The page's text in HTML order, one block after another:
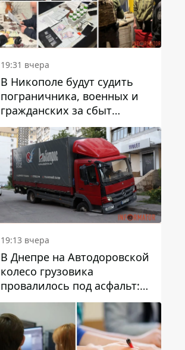
19:31 вчера
В Никополе будут судить
пограничника, военных и
гражданских за сбыт
психотропов
19:13 вчера
В Днепре на Автодоровской
колесо грузовика
провалилось под асфальт:
движение заблокировано